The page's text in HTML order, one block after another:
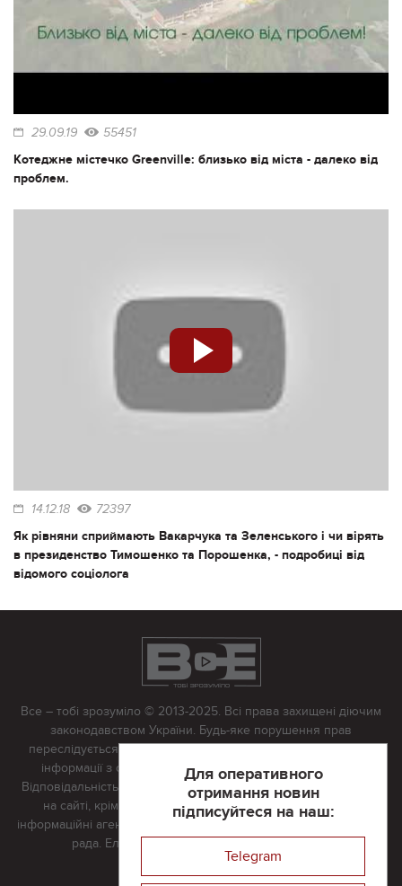
29.09.19 55451
Котеджне містечко Greenville: близько від міста - далеко від
проблем.
14.12.18 72397
Як рівняни сприймають Вакарчука та Зеленського і чи вірять
в президенство Тимошенко та Порошенка, - подробиці від
відомого соціолога
Для оперативного
отримання новин
підписуйтеся на наш:
Telegram
Все – тобі зрозуміло © 2013-2025. Всі права захищені діючим
законодавством України. Будь-яке порушення прав
переслідується в судовому порядку. Будь-яке відтворення
інформації з сайту тільки з письмово дозволу редакції.
Відповідальність за достовірність усіх матеріалів, розміщених
на сайті, крім матеріалів, які містять посилання на інші
інформаційні агентства або інтернет-видання, несе редакційна
рада. Електронна пошта: